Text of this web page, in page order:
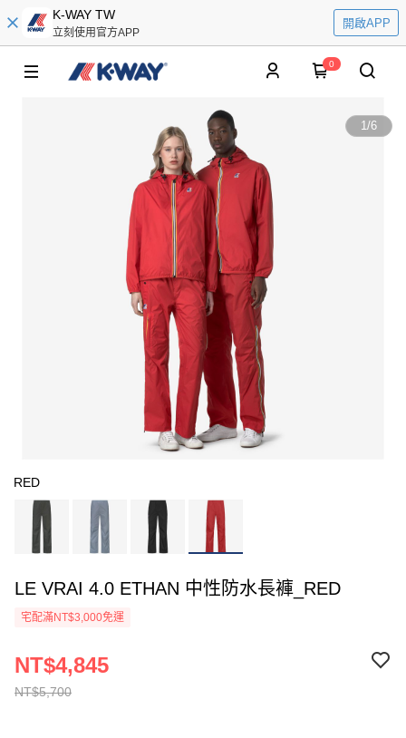
K-WAY TW
立刻使用官方APP
開啟APP
0
1/6
RED
LE VRAI 4.0 ETHAN 中性防水長褲_RED
宅配滿NT$3,000免運
NT$5,700
NT$4,845